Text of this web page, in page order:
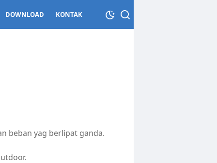
DOWNLOAD KONTAK
beban yag berlipat ganda.